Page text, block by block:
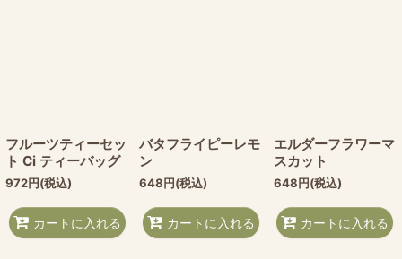
フルーツティーセッ
ト Ci ティーバッグ
972円(税込)
カートに入れる
バタフライピーレモ
ン
648円(税込)
カートに入れる
エルダーフラワーマ
スカット
648円(税込)
カートに入れる